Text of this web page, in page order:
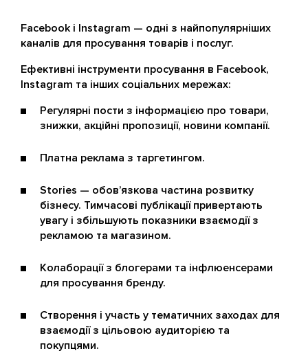
Facebook і Instagram — одні з найпопулярніших
каналів для просування товарів і послуг.
Ефективні інструменти просування в Facebook,
Instagram та інших соціальних мережах:
Регулярні пости з інформацією про товари,
знижки, акційні пропозиції, новини компанії.
Платна реклама з таргетингом.
Stories — обов’язкова частина розвитку
бізнесу. Тимчасові публікації привертають
увагу і збільшують показники взаємодії з
рекламою та магазином.
Колаборації з блогерами та інфлюенсерами
для просування бренду.
Створення і участь у тематичних заходах для
взаємодії з цільовою аудиторією та
покупцями.